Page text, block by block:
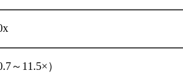
～11.5×）